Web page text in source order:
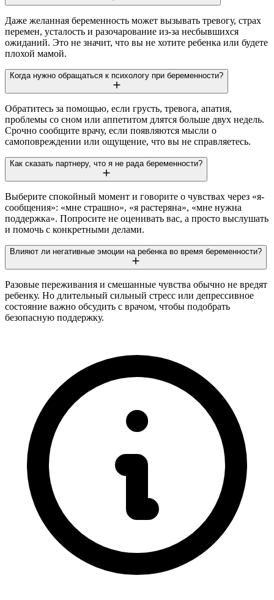
Даже желанная беременность может вызывать тревогу, страх
перемен, усталость и разочарование из-за несбывшихся
ожиданий. Это не значит, что вы не хотите ребенка или будете
плохой мамой.
Когда нужно обращаться к психологу при беременности?
Обратитесь за помощью, если грусть, тревога, апатия,
проблемы со сном или аппетитом длятся больше двух недель.
Срочно сообщите врачу, если появляются мысли о
самоповреждении или ощущение, что вы не справляетесь.
Как сказать партнеру, что я не рада беременности?
Выберите спокойный момент и говорите о чувствах через «я-
сообщения»: «мне страшно», «я растеряна», «мне нужна
поддержка». Попросите не оценивать вас, а просто выслушать
и помочь с конкретными делами.
Влияют ли негативные эмоции на ребенка во время беременности?
Разовые переживания и смешанные чувства обычно не вредят
ребенку. Но длительный сильный стресс или депрессивное
состояние важно обсудить с врачом, чтобы подобрать
безопасную поддержку.